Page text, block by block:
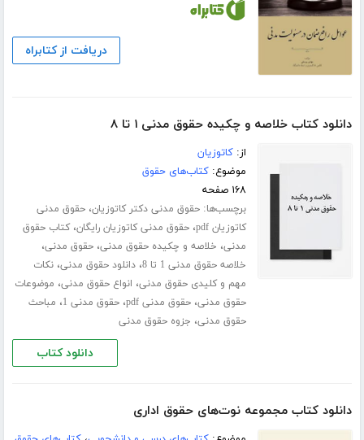
دریافت از کتابراه
دانلود کتاب خلاصه و چکیده حقوق مدنی ۱ تا ۸
از:کاتوزیان
موضوع:کتاب‌های حقوق
۱۶۸ صفحه
برچسب‌ها:حقوق مدنی دکتر کاتوزیان،حقوق مدنی
کاتوزیان pdf
،حقوق مدنی کاتوزیان رایگان،کتاب حقوق
مدنی، خلاصه و چکیده حقوق مدنی،حقوق مدنی،
خلاصه حقوق مدنی 1 تا 8 ،دانلود حقوق مدنی،نکات
مهم و کلیدی حقوق مدنی، انواع حقوق مدنی، موضوعات
حقوق مدنی،حقوق مدنی pdf ،حقوق مدنی 1 ، مباحث
حقوق مدنی، جزوه حقوق مدنی
دانلود کتاب
دانلود کتاب مجموعه نوت‌های حقوق اداری